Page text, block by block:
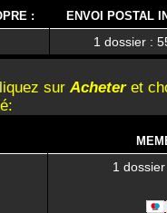
: ENVOI POSTAL
1 dossier :
surAcheteret
1